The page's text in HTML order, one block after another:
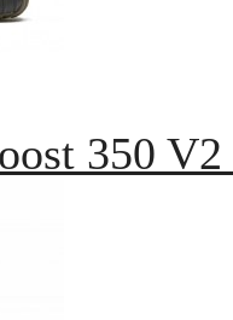
350